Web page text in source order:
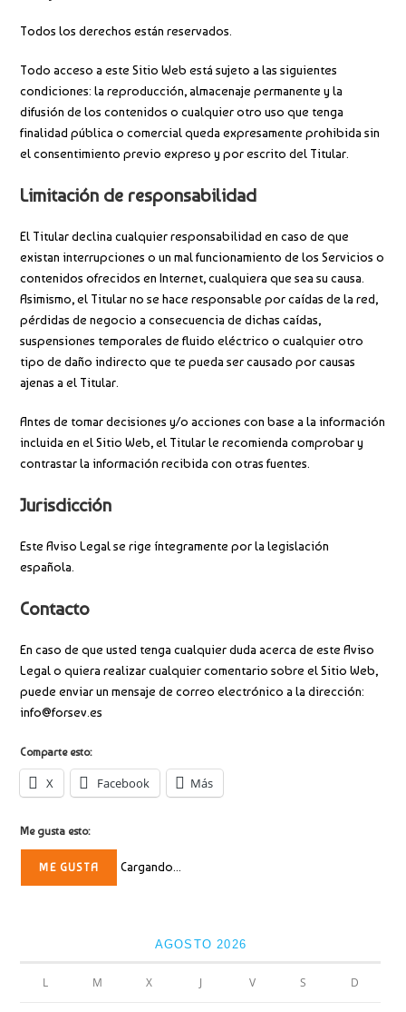
Todos los derechos están reservados.
Todo acceso a este Sitio Web está sujeto a las siguientes
condiciones: la reproducción, almacenaje permanente y la
difusión de los contenidos o cualquier otro uso que tenga
finalidad pública o comercial queda expresamente prohibida sin
el consentimiento previo expreso y por escrito del Titular.
Limitación de responsabilidad
El Titular declina cualquier responsabilidad en caso de que
existan interrupciones o un mal funcionamiento de los Servicios o
contenidos ofrecidos en Internet, cualquiera que sea su causa.
Asimismo, el Titular no se hace responsable por caídas de la red,
pérdidas de negocio a consecuencia de dichas caídas,
suspensiones temporales de fluido eléctrico o cualquier otro
tipo de daño indirecto que te pueda ser causado por causas
ajenas a el Titular.
Antes de tomar decisiones y/o acciones con base a la información
incluida en el Sitio Web, el Titular le recomienda comprobar y
contrastar la información recibida con otras fuentes.
Jurisdicción
Este Aviso Legal se rige íntegramente por la legislación
española.
Contacto
En caso de que usted tenga cualquier duda acerca de este Aviso
Legal o quiera realizar cualquier comentario sobre el Sitio Web,
puede enviar un mensaje de correo electrónico a la dirección:
info@forsev.es
Comparte esto:
X Facebook Más
Me gusta esto:
ME GUSTA Cargando...
AGOSTO 2026
L M X J V S D